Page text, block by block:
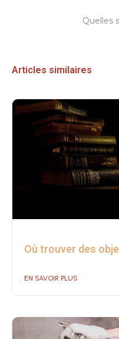
Quelles
Articles similaires
Où trouver des
EN SAVOIR PLUS